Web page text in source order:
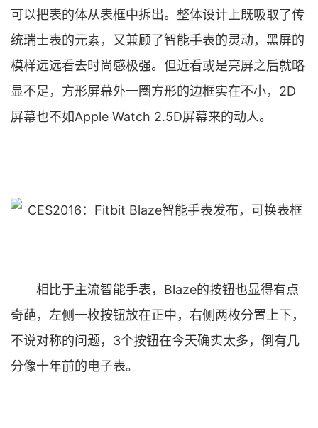
可以把表的体从表框中拆出。整体设计上既吸取了传
统瑞士表的元素，又兼顾了智能手表的灵动，黑屏的
模样远远看去时尚感极强。但近看或是亮屏之后就略
显不足，方形屏幕外一圈方形的边框实在不小，2D
屏幕也不如Apple Watch 2.5D屏幕来的动人。
相比于主流智能手表，Blaze的按钮也显得有点
奇葩，左侧一枚按钮放在正中，右侧两枚分置上下，
不说对称的问题，3个按钮在今天确实太多，倒有几
分像十年前的电子表。